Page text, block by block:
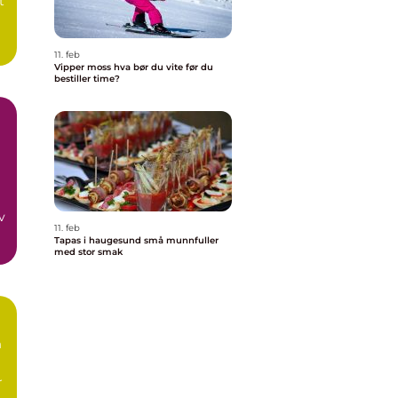
11. feb
Vipper moss hva bør du vite før du
bestiller time?
11. feb
Tapas i haugesund små munnfuller
med stor smak